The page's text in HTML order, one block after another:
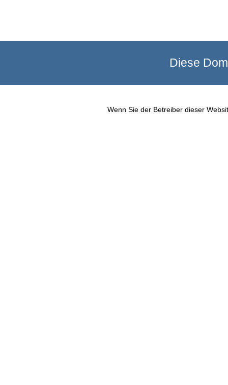
Diese
Wenn Sie der Betreiber dieser